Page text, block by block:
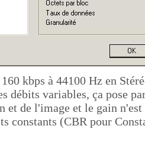
kbps à 44100 Hz en
débits variables, ça pose
et de l'image et le gain n'est
constants (CBR pour